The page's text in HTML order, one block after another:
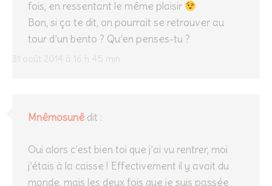
31 août 2014 à 16 h 45 min
fois, en ressentant le même plaisir
Bon, si ça te dit, on pourrait se retrouver au
tour d’un bento ? Qu’en penses-tu ?
Mnêmosunê dit :
Oui alors c’est bien toi que j’ai vu rentrer, moi
j’étais à la caisse ! Effectivement il y avait du
monde, mais les deux fois que je suis passée